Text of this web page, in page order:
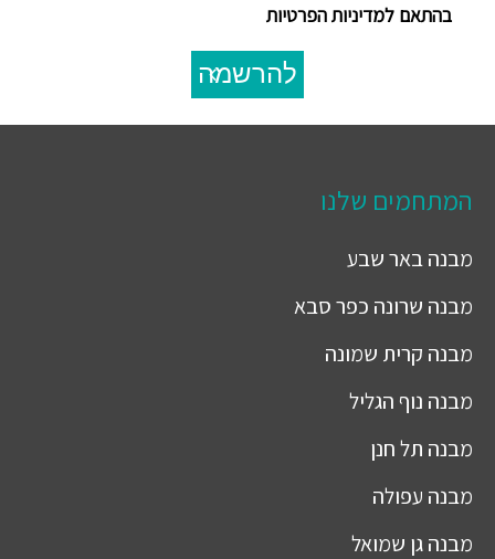
בהתאם למדיניות הפרטיות
להרשמה
המתחמים שלנו
מבנהבאר שבע
מבנה שרונה כפר סבא
מבנה קרית שמונה
מבנה נוף הגליל
מבנה תל חנן
מבנה עפולה
מבנהגן שמואל